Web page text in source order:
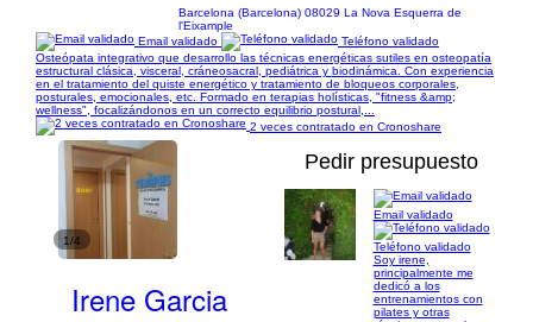
Barcelona (Barcelona) 08029 La Nova Esquerra de
l'Eixample
Email validado
Teléfono validado
Osteópata integrativo que desarrollo las técnicas energéticas sutiles en osteopatía
estructural clásica, visceral, cráneosacral, pediátrica y biodinámica. Con experiencia
en el tratamiento del quiste energético y tratamiento de bloqueos corporales,
posturales, emocionales, etc. Formado en terapias holísticas, "fitness &amp;
wellness", focalizándonos en un correcto equilibrio postural,...
2 veces contratado en Cronoshare
1/4
Pedir presupuesto
Irene Garcia
Email validado
Teléfono validado
Soy irene,
principalmente me
dedicó a los
entrenamientos con
pilates y otras